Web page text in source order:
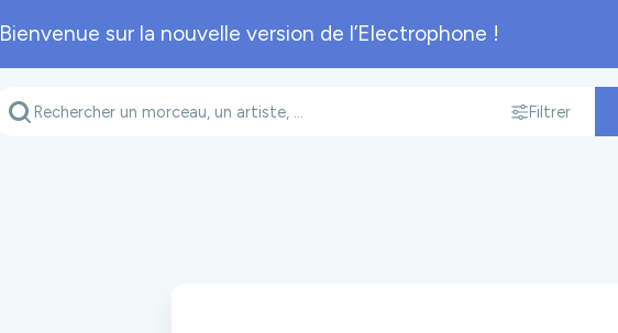
Bienvenue sur la nouvelle version de l’Electrophone !
Filtrer